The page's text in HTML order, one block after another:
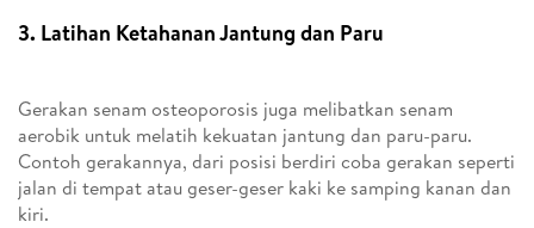
3. Latihan Ketahanan Jantung dan Paru
Gerakan senam osteoporosis juga melibatkan senam
aerobik untuk melatih kekuatan jantung dan paru-paru.
Contoh gerakannya, dari posisi berdiri coba gerakan seperti
jalan di tempat atau geser-geser kaki ke samping kanan dan
kiri.